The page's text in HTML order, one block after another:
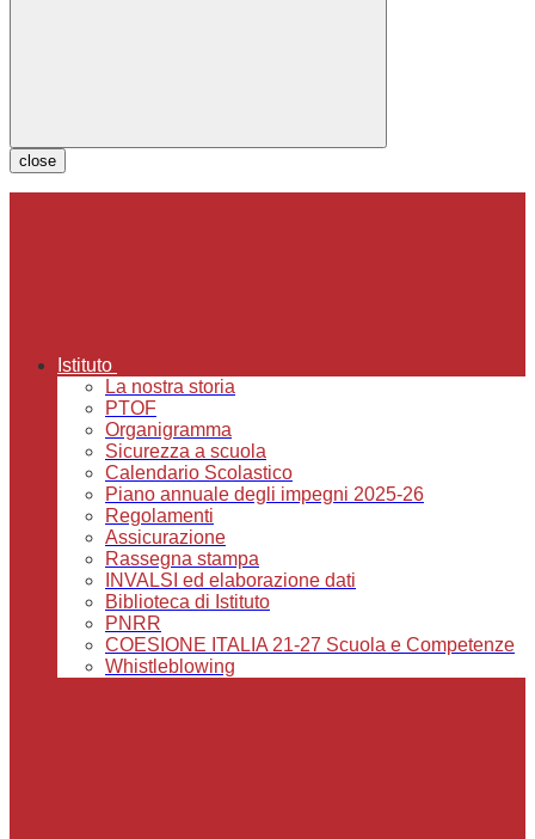
close
Istituto
La nostra storia
PTOF
Organigramma
Sicurezza a scuola
Calendario Scolastico
Piano annuale degli impegni 2025-26
Regolamenti
Assicurazione
Rassegna stampa
INVALSI ed elaborazione dati
Biblioteca di Istituto
PNRR
COESIONE ITALIA 21-27 Scuola e Competenze
Whistleblowing